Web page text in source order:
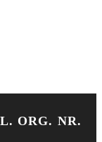
ORG. NR.